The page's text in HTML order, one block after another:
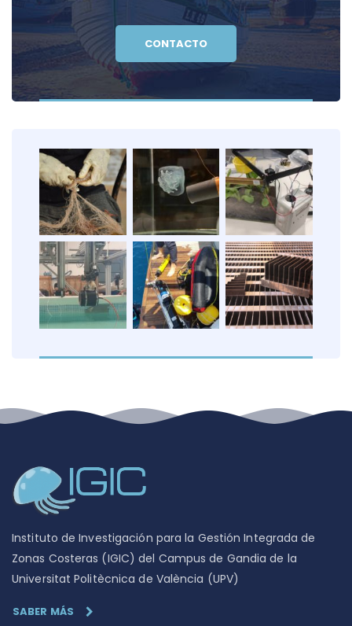
CONTACTO
Instituto de Investigación para la Gestión Integrada de
Zonas Costeras (IGIC) del Campus de Gandia de la
Universitat Politècnica de València (UPV)
SABER MÁS